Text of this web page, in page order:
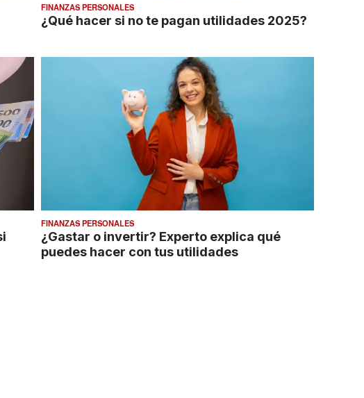
FINANZAS PERSONALES
¿Qué hacer si no te pagan utilidades 2025?
FINANZAS PERSONALES
¿Gastar o invertir? Experto explica qué
puedes hacer con tus utilidades